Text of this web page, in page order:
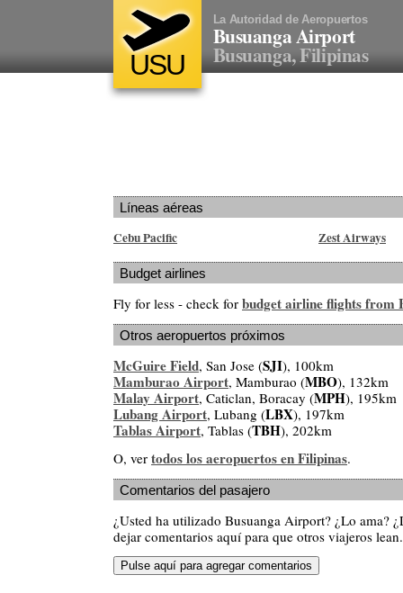
USU
La Autoridad de Aeropuertos
Busuanga Airport
Busuanga, Filipinas
Líneas aéreas
Cebu Pacific Zest Airways
Budget airlines
Fly for less - check for budget airline flights from
Otros aeropuertos próximos
McGuire Field, San Jose (SJI), 100km
Mamburao Airport, Mamburao (MBO), 132km
Malay Airport, Caticlan, Boracay (MPH), 195km
Lubang Airport, Lubang (LBX), 197km
Tablas Airport, Tablas (TBH), 202km
O, ver todos los aeropuertos en Filipinas.
Comentarios del pasajero
¿Usted ha utilizado Busuanga Airport? ¿Lo ama?
dejar comentarios aquí para que otros viajeros lean.